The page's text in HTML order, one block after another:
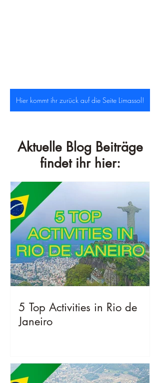
Hier kommt ihr zurück auf die Seite Limassol!
Aktuelle Blog Beiträge
findet ihr hier:
5 Top Activities in Rio de
Janeiro